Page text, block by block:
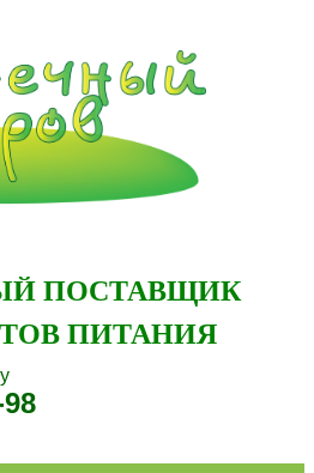
ПОСТАВЩИК
ПИТАНИЯ